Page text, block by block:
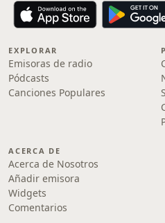
EXPLORAR
Emisoras de radio
Pódcasts
Canciones Populares
ACERCA DE
Acerca de Nosotros
Añadir emisora
Widgets
Comentarios